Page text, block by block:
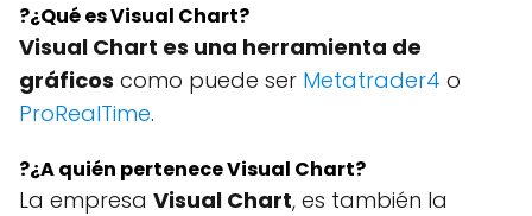
?¿Qué es Visual Chart?
Visual Chart es una herramienta de
gráficos como puede ser Metatrader4 o
ProRealTime.
?¿A quién pertenece Visual Chart?
La empresa Visual Chart, es también la